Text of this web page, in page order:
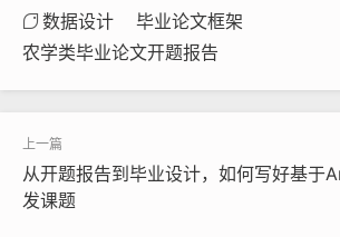
数据设计
毕业论文框架
农学类毕业论文开题报告
从开题报告到毕业设计，如何写好基于
发课题